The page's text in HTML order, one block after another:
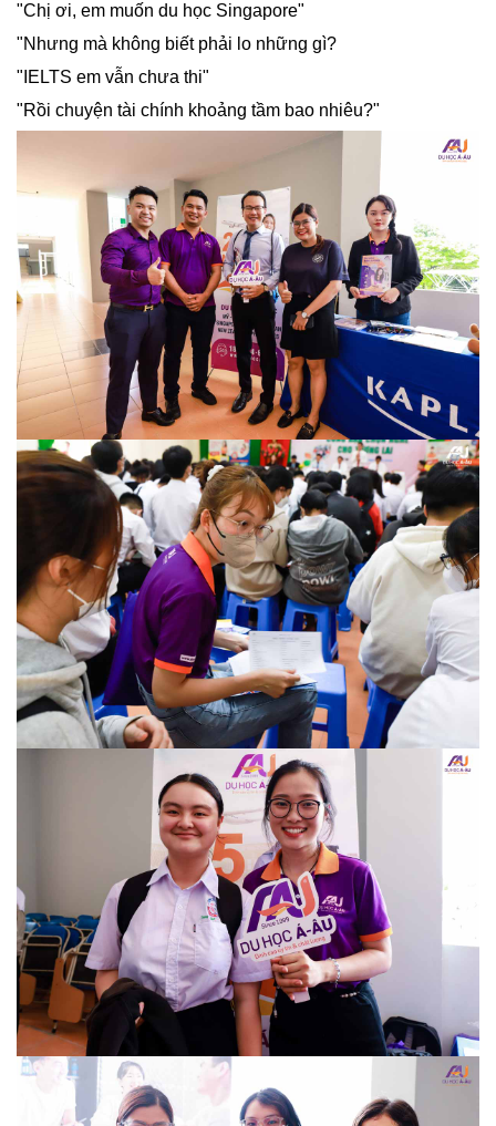
"Chị ơi, em muốn du học Singapore"
"Nhưng mà không biết phải lo những gì?
"IELTS em vẫn chưa thi"
"Rồi chuyện tài chính khoảng tầm bao nhiêu?"